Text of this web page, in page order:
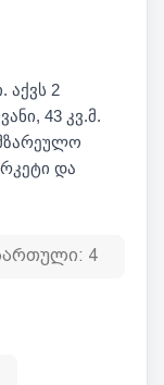
აქვს 2
43 კვ.მ.
და
4